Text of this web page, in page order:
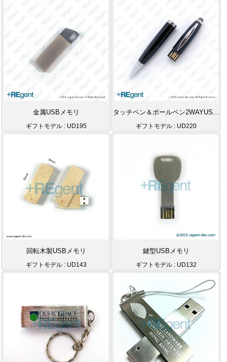
金属USBメモリ
ギフトモデル : UD195
ギフトモデル : UD220
回転木製USBメモリ
ギフトモデル : UD143
鍵型USBメモリ
ギフトモデル : UD132